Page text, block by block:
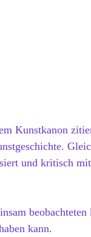
Kunstkanon
und kritisch
kann.